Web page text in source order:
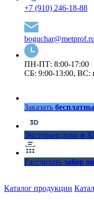
+7 (910) 246-18-88
boguchar@metprof.ru
ПН-ПТ: 8:00-17:00
СБ: 9:00-13:00, ВС:
Заказать
Экстерьер дома в
Рассчитать забор
Каталог продукции